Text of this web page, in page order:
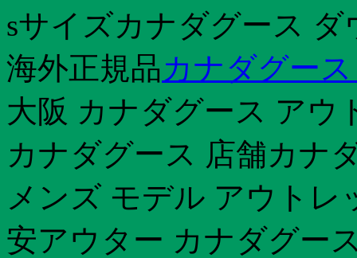
sサイズカナダグース
海外正規品カナダグー
大阪 カナダグース アウ
カナダグース 店舗カナ
メンズ モデル アウト
安アウター カナダグー